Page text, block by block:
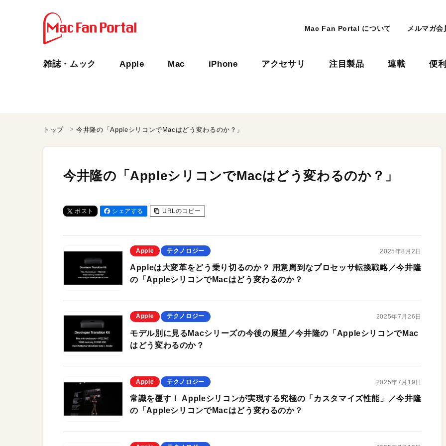
Mac Fan Portal について メルマガ会
雑誌・ムック Apple Mac iPhone アクセサリ 注目製品 連載 便
トップ 今井隆の「AppleシリコンでMacはどう変わるのか？」
今井隆の「AppleシリコンでMacはどう変わるのか？」
ポスト シェアする URLのコピー
Apple テクノロジー 2025年8月2日
Appleは大変革をどう乗り切るのか？ 用意周到なプロセッサ転換戦略／今井隆
の「AppleシリコンでMacはどう変わるのか？
Apple テクノロジー 2025年7月26日
モデル別に見るMacシリーズの今後の展望／今井隆の「AppleシリコンでMac
はどう変わるのか？
Apple テクノロジー 2025年7月19日
常識を覆す！ Appleシリコンが実現する究極の「カスタマイズ性能」／今井隆
の「AppleシリコンでMacはどう変わるのか？